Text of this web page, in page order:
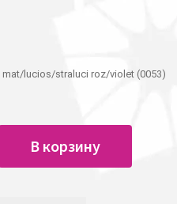
lucios/straluci roz/violet (0053)
В корзину